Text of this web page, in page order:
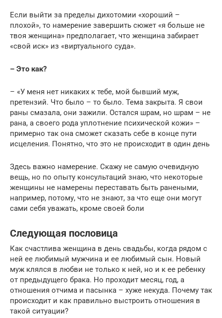
Если выйти за пределы дихотомии «хороший –
плохой», то намерение завершить сюжет «я больше не
твоя женщина» предполагает, что женщина забирает
«свой иск» из «виртуального суда».
– Это как?
– «У меня нет никаких к тебе, мой бывший муж,
претензий. Что было – то было. Тема закрыта. Я свои
раны смазала, они зажили. Остался шрам, но шрам – не
рана, а своего рода уплотнение психической кожи» –
примерно так она сможет сказать себе в конце пути
исцеления. Понятно, что это не происходит в один день
Здесь важно намерение. Скажу не самую очевидную
вещь, но по опыту консультаций знаю, что некоторые
женщины не намерены переставать быть ранеными,
например, потому, что не знают, за что еще они могут
сами себя уважать, кроме своей боли
Следующая пословица
Как счастлива женщина в день свадьбы, когда рядом с
ней ее любимый мужчина и ее любимый сын. Новый
муж клялся в любви не только к ней, но и к ее ребенку
от предыдущего брака. Но проходит месяц, год, а
отношения отчима и пасынка – хуже некуда. Почему так
происходит и как правильно выстроить отношения в
такой ситуации?